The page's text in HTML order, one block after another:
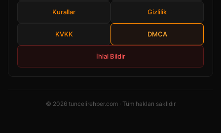
Kurallar Gizlilik
KVKK DMCA
İhlal Bildir
© 2026 tuncelirehber.com · Tüm hakları saklıdır